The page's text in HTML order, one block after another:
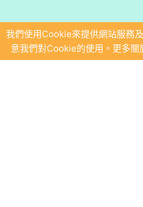
我們使用Cookie來提供網站服務
意我們對Cookie的使用。更多